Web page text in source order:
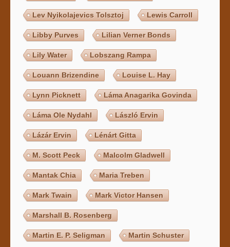
Lev Nyikolajevics Tolsztoj Lewis Carroll
Libby Purves Lilian Verner Bonds
Lily Water Lobszang Rampa
Louann Brizendine Louise L. Hay
Lynn Picknett Láma Anagarika Govinda
Láma Ole Nydahl László Ervin
Lázár Ervin Lénárt Gitta
M. Scott Peck Malcolm Gladwell
Mantak Chia Maria Treben
Mark Twain Mark Victor Hansen
Marshall B. Rosenberg
Martin E. P. Seligman Martin Schuster